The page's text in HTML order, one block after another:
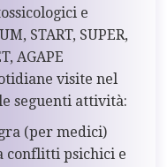
e
START, SUPER,
AGAPE
visite nel
seguenti attività:
(per medici)
conflitti psichici e